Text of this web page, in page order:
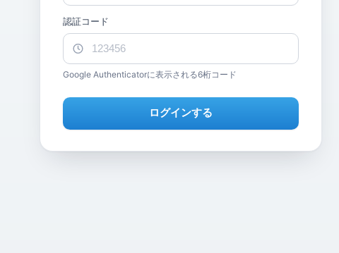
認証コード
Google Authenticatorに表示される6桁コード
ログインする